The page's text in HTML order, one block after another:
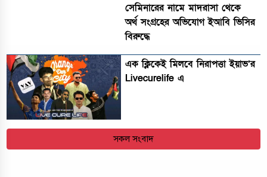
সেমিনারের নামে মাদরাসা থেকে
অর্থ সংগ্রহের অভিযোগ ইআবি ভিসির
বিরুদ্ধে
এক ক্লিকেই মিলবে নিরাপত্তা ইয়াভ’র
Livecurelife এ
সকল সংবাদ